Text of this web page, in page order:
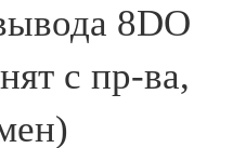
8DO
с пр-ва,